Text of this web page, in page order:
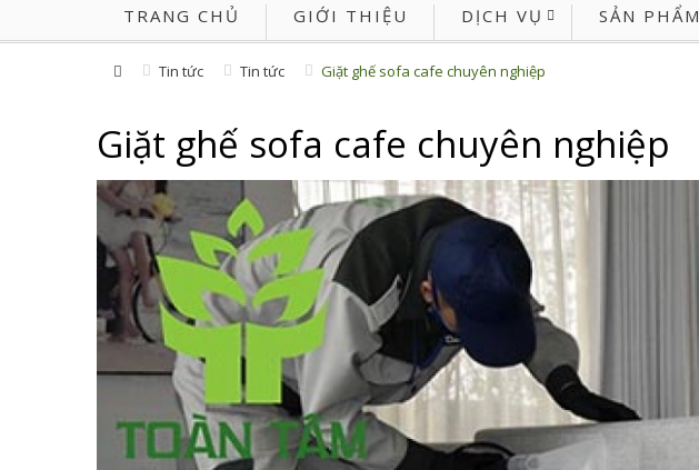
TRANG CHỦ GIỚI THIỆU DỊCH VỤ SẢN PHẨM
Tin tức Tin tức Giặt ghế sofa cafe chuyên nghiệp
Giặt ghế sofa cafe chuyên nghiệp